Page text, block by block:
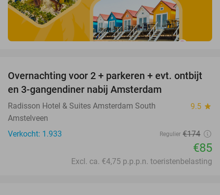
51%
Overnachting voor 2 + parkeren + evt. ontbijt
en 3-gangendiner nabij Amsterdam
Radisson Hotel & Suites Amsterdam South 9.5 star
Amstelveen
Verkocht: 1.933
Regulier €174
€85
Excl. ca. €4,75 p.p.p.n. toeristenbelasting